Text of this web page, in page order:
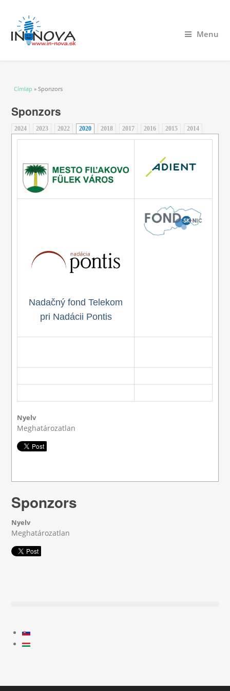
Menu
Jelenlegi hely
Címlap » Sponzors
Sponzors
2024 2023 2022 2020 (aktív fül)
2018 2017 2016 2015 2014
Nadačný fond Telekom
pri Nadácii Pontis
Nyelv
Meghatározatlan
Sponzors
Nyelv
Meghatározatlan